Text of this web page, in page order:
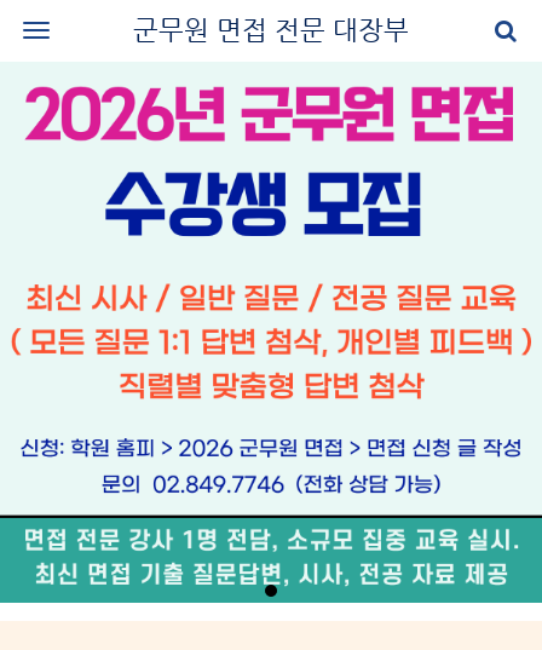
군무원 면접 전문 대장부
로그인
회원가입
나의 강의실
군무원 면접 후기